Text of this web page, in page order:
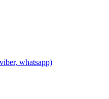
whatsapp)